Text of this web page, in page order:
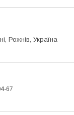
Рожнів, Україна
67